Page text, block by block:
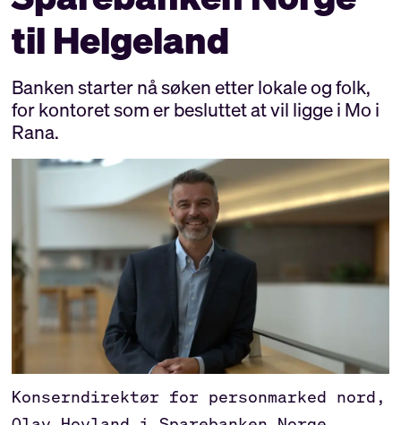
til Helgeland
Banken starter nå søken etter lokale og folk,
for kontoret som er besluttet at vil ligge i Mo i
Rana.
Konserndirektør for personmarked nord,